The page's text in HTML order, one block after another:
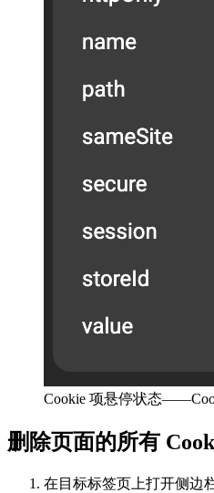
Cookie 项悬停状态
删除页面的所有
在目标标签页上打开侧边栏